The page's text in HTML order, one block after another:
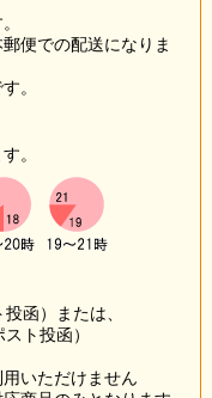
便での配送になりま
。
。
函）または、
ト投函）
いただけません